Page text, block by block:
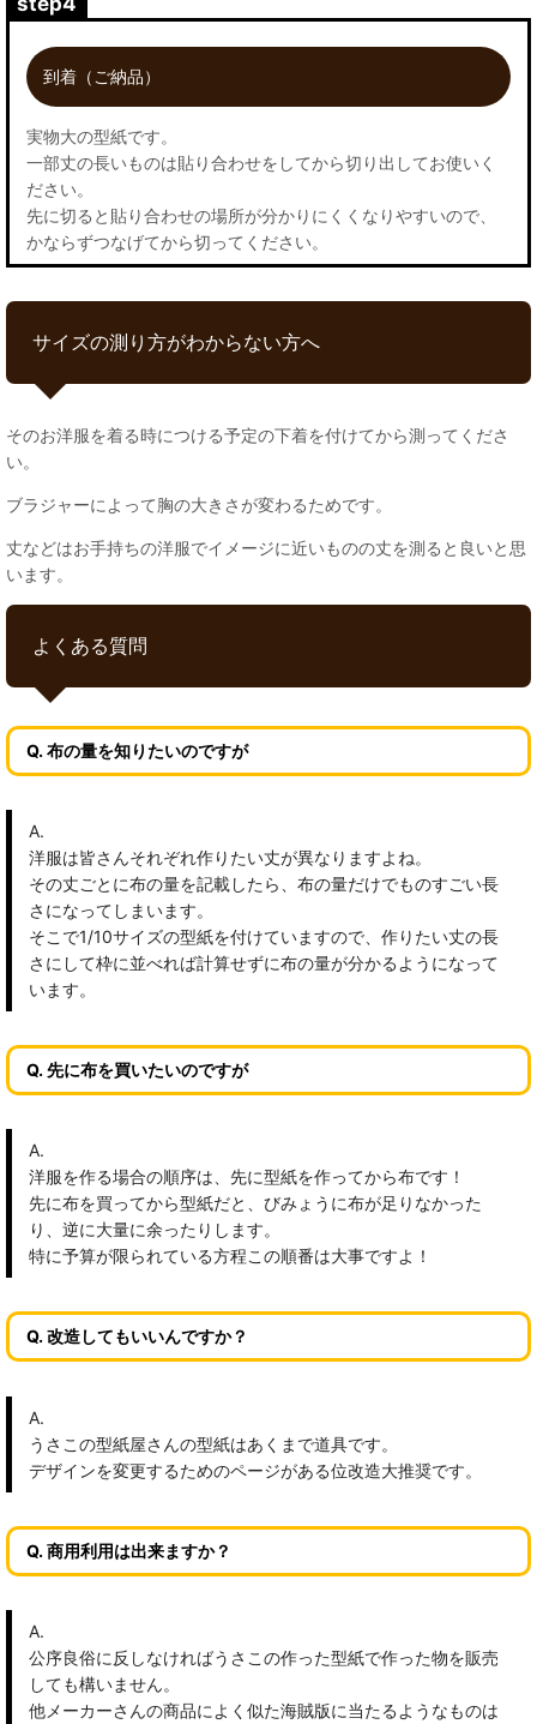
到着（ご納品）
実物大の型紙です。
一部丈の長いものは貼り合わせをしてから切り出してお使いく
ださい。
先に切ると貼り合わせの場所が分かりにくくなりやすいので、
かならずつなげてから切ってください。
サイズの測り方がわからない方へ
そのお洋服を着る時につける予定の下着を付けてから測ってくださ
い。
ブラジャーによって胸の大きさが変わるためです。
丈などはお手持ちの洋服でイメージに近いものの丈を測ると良いと思
います。
よくある質問
Q. 布の量を知りたいのですが
A.
洋服は皆さんそれぞれ作りたい丈が異なりますよね。
その丈ごとに布の量を記載したら、布の量だけでものすごい長
さになってしまいます。
そこで1/10サイズの型紙を付けていますので、作りたい丈の長
さにして枠に並べれば計算せずに布の量が分かるようになって
います。
Q. 先に布を買いたいのですが
A.
洋服を作る場合の順序は、先に型紙を作ってから布です！
先に布を買ってから型紙だと、びみょうに布が足りなかった
り、逆に大量に余ったりします。
特に予算が限られている方程この順番は大事ですよ！
Q. 改造してもいいんですか？
A.
うさこの型紙屋さんの型紙はあくまで道具です。
デザインを変更するためのページがある位改造大推奨です。
Q. 商用利用は出来ますか？
A.
公序良俗に反しなければうさこの作った型紙で作った物を販売
しても構いません。
他メーカーさんの商品によく似た海賊版に当たるようなものは